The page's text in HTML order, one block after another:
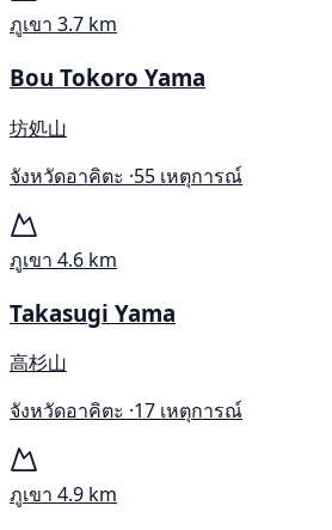
ภูเขา 3.7 km
Bou Tokoro Yama
坊処山
จังหวัดอาคิตะ ·55 เหตุการณ์
ภูเขา 4.6 km
Takasugi Yama
高杉山
จังหวัดอาคิตะ ·17 เหตุการณ์
ภูเขา 4.9 km